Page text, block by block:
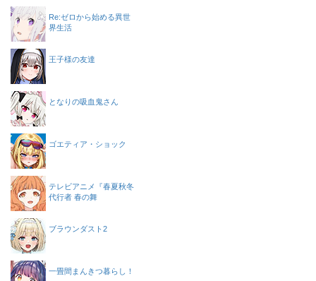
Re:ゼロから始める異世
界生活
王子様の友達
となりの吸血鬼さん
ゴエティア・ショック
テレビアニメ『春夏秋冬
代行者 春の舞
ブラウンダスト2
一畳間まんきつ暮らし！